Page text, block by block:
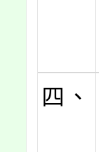
四、